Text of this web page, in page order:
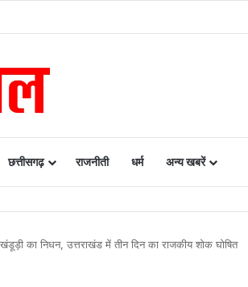
13 महिलाओं का चयन, 8 अगस्त को सीएम धामी करेंगे
छत्तीसगढ़ राजनीती धर्म अन्य खबरें
का निधन, उत्तराखंड में तीन दिन का राजकीय शोक घोषित